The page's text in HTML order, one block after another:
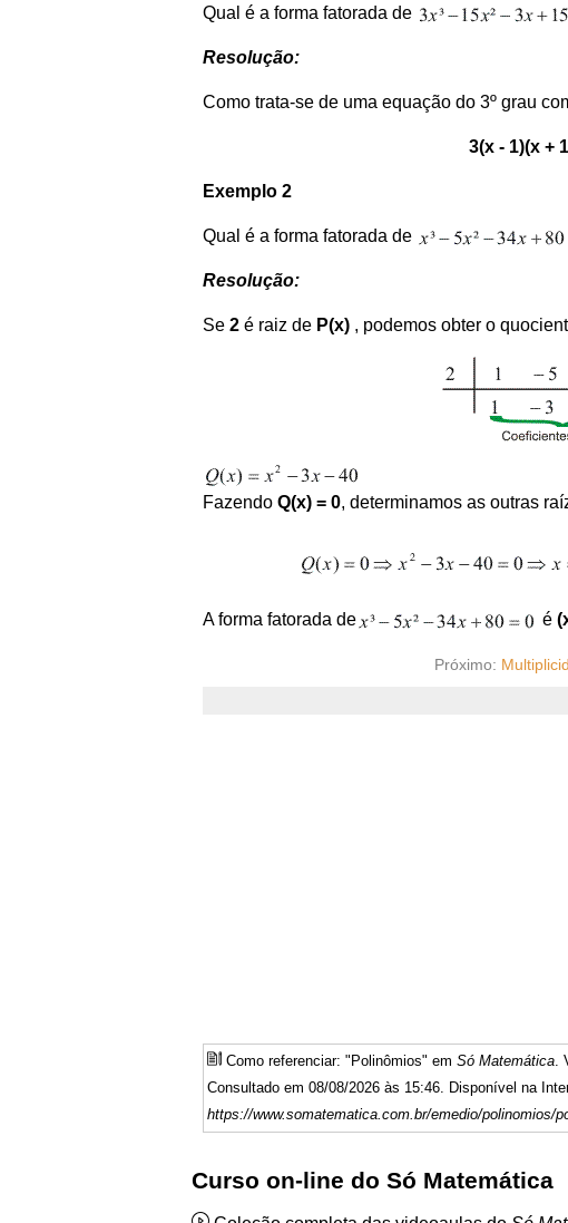
Qual é a forma fatorada de
Resolução:
Como trata-se de uma equação do 3º grau
3(x - 1)(x +
Exemplo 2
Qual é a forma fatorada de
Resolução:
Se 2 é raiz de P(x) , podemos obter o
Fazendo Q(x) = 0, determinamos as outras
A forma fatorada de é
Próximo:
Como referenciar: "Polinômios" em Só Matemática.
Consultado em 08/08/2026 às 15:46. Disponível na
https://www.somatematica.com.br/emedio/polinomios/
Curso on-line do Só Matemática